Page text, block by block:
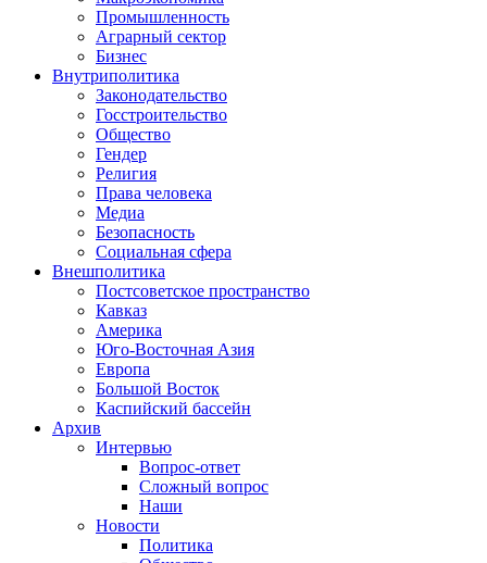
Промышленность
Аграрный сектор
Бизнес
Внутриполитика
Законодательство
Госстроительство
Общество
Гендер
Религия
Права человека
Медиа
Безопасность
Социальная сфера
Внешполитика
Постсоветское пространство
Кавказ
Америка
Юго-Восточная Азия
Европа
Большой Восток
Каспийский бассейн
Архив
Интервью
Вопрос-ответ
Сложный вопрос
Наши
Новости
Политика